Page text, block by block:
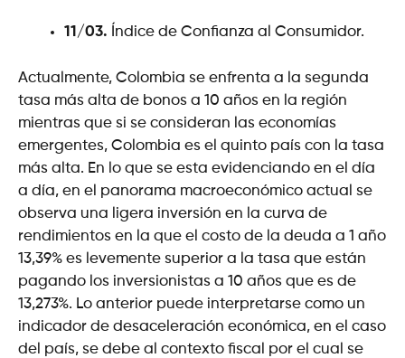
11/03. Índice de Confianza al Consumidor.
Actualmente, Colombia se enfrenta a la segunda
tasa más alta de bonos a 10 años en la región
mientras que si se consideran las economías
emergentes, Colombia es el quinto país con la tasa
más alta. En lo que se esta evidenciando en el día
a día, en el panorama macroeconómico actual se
observa una ligera inversión en la curva de
rendimientos en la que el costo de la deuda a 1 año
13,39% es levemente superior a la tasa que están
pagando los inversionistas a 10 años que es de
13,273%. Lo anterior puede interpretarse como un
indicador de desaceleración económica, en el caso
del país, se debe al contexto fiscal por el cual se